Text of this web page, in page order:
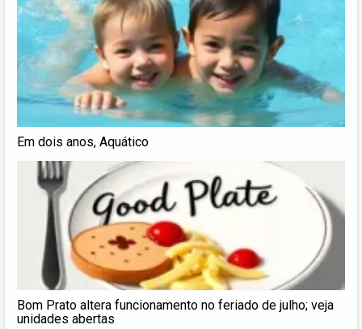
Em dois anos, Aquático
Bom Prato altera funcionamento no feriado de julho; veja
unidades abertas